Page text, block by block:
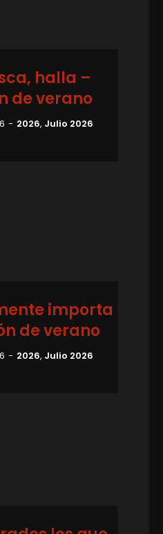
halla –
de verano
2026, Julio 2026
importa
de verano
2026, Julio 2026